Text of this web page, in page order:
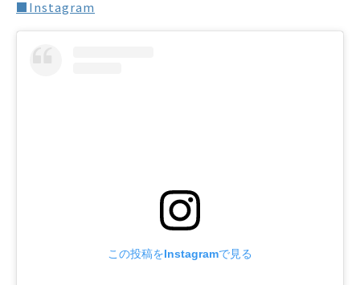
■Instagram
この投稿をInstagramで見る